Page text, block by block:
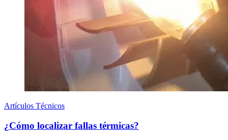
Artículos Técnicos
¿Cómo localizar fallas térmicas?